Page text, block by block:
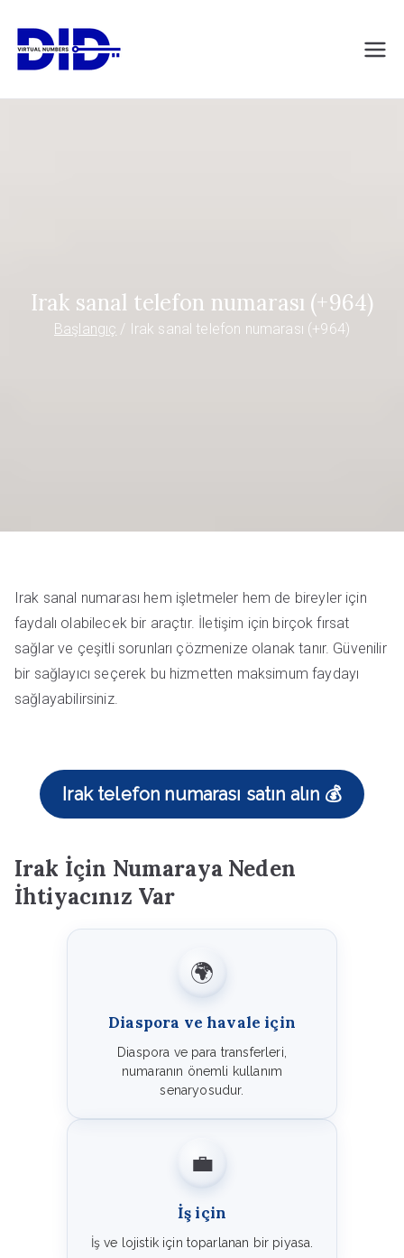
DIDVirtualNumb
Irak sanal telefon numarası (+964)
Başlangıç Irak sanal telefon numarası (+964)
Irak sanal numarası hem işletmeler hem de bireyler için
faydalı olabilecek bir araçtır. İletişim için birçok fırsat
sağlar ve çeşitli sorunları çözmenize olanak tanır. Güvenilir
bir sağlayıcı seçerek bu hizmetten maksimum faydayı
sağlayabilirsiniz.
Irak telefon numarası satın alın 💰
Irak İçin Numaraya Neden
İhtiyacınız Var
🌍
Diaspora ve havale için
Diaspora ve para transferleri,
numaranın önemli kullanım
senaryosudur.
💼
İş için
İş ve lojistik için toparlanan bir piyasa.